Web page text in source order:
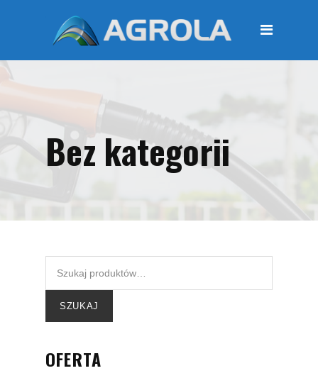
STRONA GŁÓWNA
OFERTA
Moje konto
Bez kategorii
SZUKAJ
OFERTA